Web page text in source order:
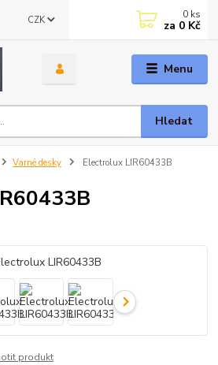
Menu
CZK
Hledat
0 ks
za 0 Kč
Varné desky Electrolux LIR60433B
produkt